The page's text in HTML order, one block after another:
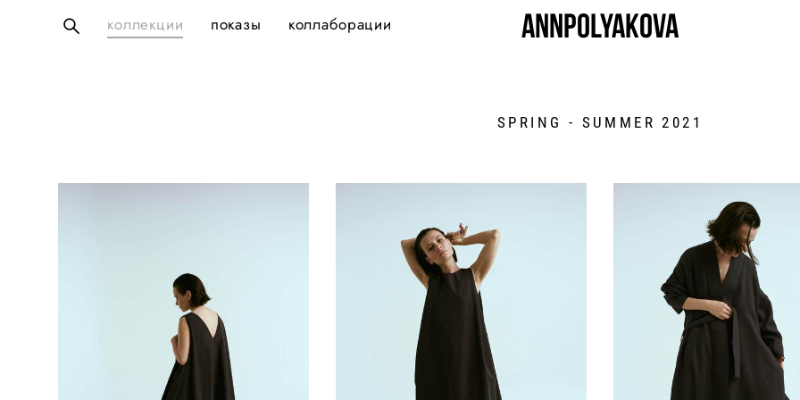
коллекции показы коллаборации ANNPOLYAKOVA
коллекции показы коллаборации ANNPOLYAKOVA
SPRING - SUMMER 2021